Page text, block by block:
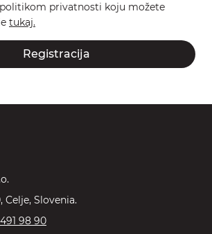
politikom privatnosti koju možete
tukaj.
Registracija
Celje, Slovenia.
98 90